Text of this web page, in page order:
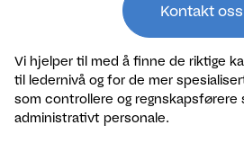
Kontakt oss
Vi hjelper til med å finne de riktige
til ledernivå og for de mer
som controllere og regnskapsførere
administrativt personale.